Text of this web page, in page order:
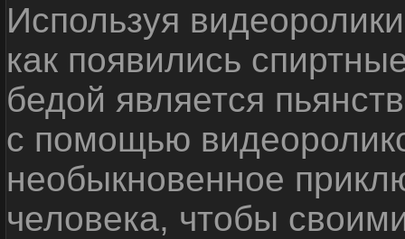
Используя
как появились
бедой является
с помощью
необыкновенное
человека, чтобы